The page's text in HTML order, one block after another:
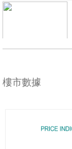
樓市數據